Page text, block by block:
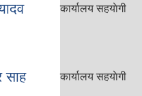
कार्यालय सहयाेगी
साह कार्यालय सहयाेगी